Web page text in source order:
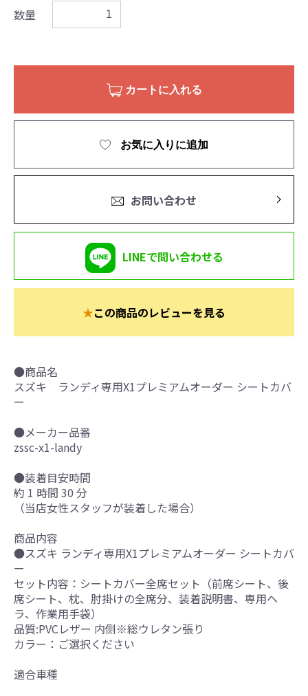
数量
カートに入れる
お気に入りに追加
お問い合わせ
LINEで問い合わせる
★この商品のレビューを見る
●商品名
スズキ ランディ専用X1プレミアムオーダー シートカバ
ー
●メーカー品番
zssc-x1-landy
●装着目安時間
約 1 時間 30 分
（当店女性スタッフが装着した場合）
商品内容
●スズキ ランディ専用X1プレミアムオーダー シートカバ
ー
セット内容：シートカバー全席セット（前席シート、後
席シート、枕、肘掛けの全席分、装着説明書、専用ヘ
ラ、作業用手袋）
品質:PVCレザー 内側※総ウレタン張り
カラー：ご選択ください
適合車種